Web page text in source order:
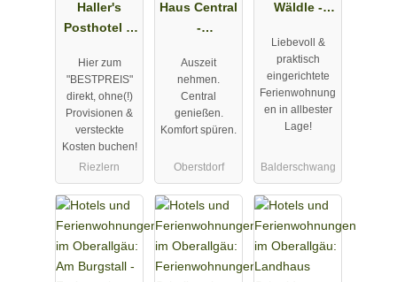
Haller's
Posthotel &
Hier zum
"BESTPREIS"
direkt, ohne(!)
Provisionen &
versteckte
Kosten buchen!
Riezlern
Haus Central
-
ungen in
Oberstdorf
Auszeit
nehmen.
Central
genießen.
Komfort spüren.
Oberstdorf
Wäldle -
ungen
Liebevoll &
praktisch
eingerichtete
Ferienwohnung
en in allbester
Lage!
Balderschwang